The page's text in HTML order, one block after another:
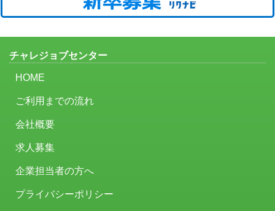
チャレジョブセンター
HOME
ご利用までの流れ
会社概要
求人募集
企業担当者の方へ
プライバシーポリシー